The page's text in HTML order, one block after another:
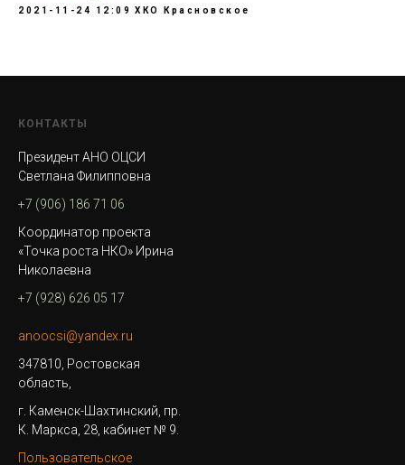
2021-11-24 12:09 ХКО Красновское
КОНТАКТЫ
Президент АНО ОЦСИ
Светлана Филипповна
+7 (906) 186 71 06
Координатор проекта
«Точка роста НКО» Ирина
Николаевна
+7 (928) 626 05 17
anoocsi@yandex.ru
347810, Ростовская
область,
г. Каменск-Шахтинский, пр.
К. Маркса, 28, кабинет № 9.
Пользовательское